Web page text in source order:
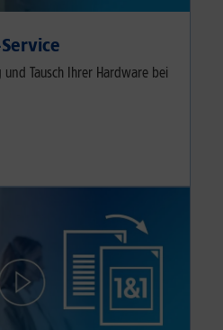
Tausch Ihrer Hardware bei